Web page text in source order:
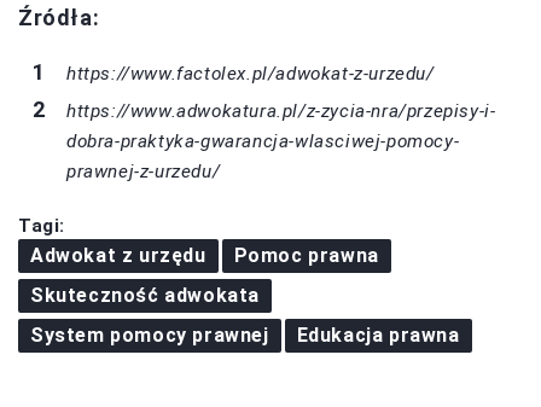
Źródła:
https://www.factolex.pl/adwokat-z-urzedu/
https://www.adwokatura.pl/z-zycia-nra/przepisy-i-
dobra-praktyka-gwarancja-wlasciwej-pomocy-
prawnej-z-urzedu/
Tagi:
Adwokat z urzędu
Pomoc prawna
Skuteczność adwokata
System pomocy prawnej
Edukacja prawna